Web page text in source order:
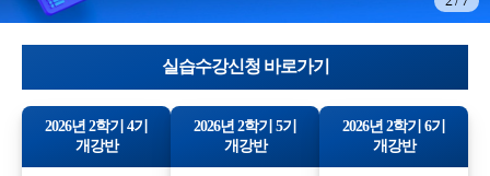
실습수강신청 바로가기
2026년 2학기 4기
개강반
2026년 2학기 5기
개강반
2026년 2학기 6기
개강반